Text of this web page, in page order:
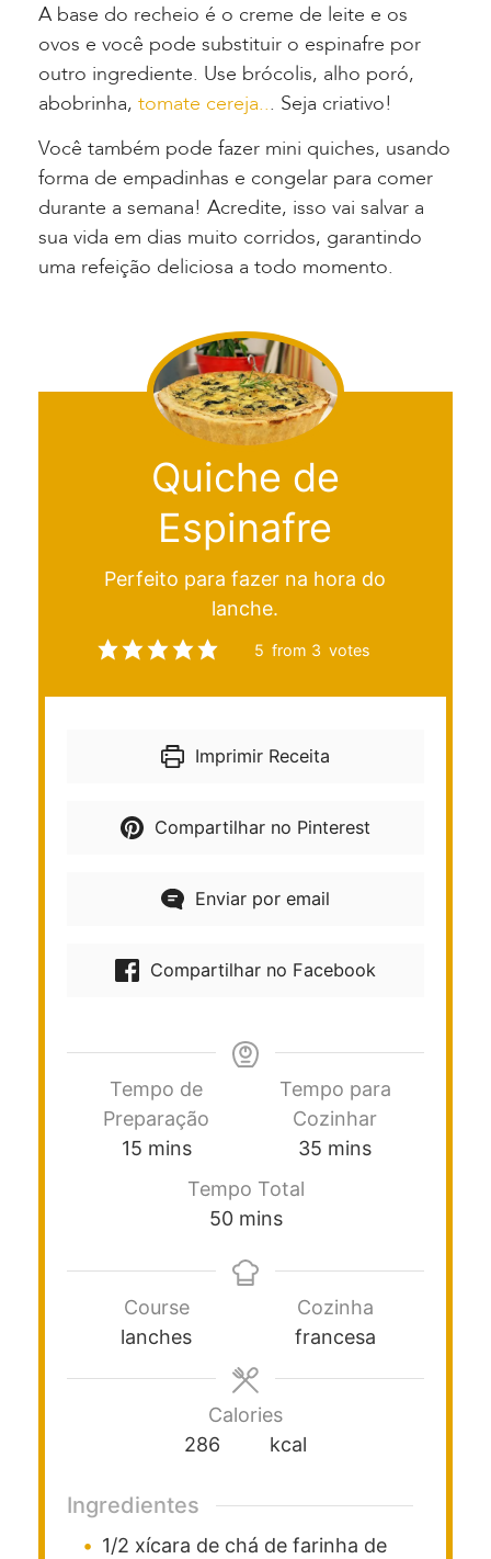
A base do recheio é o creme de leite e os
ovos e você pode substituir o espinafre por
outro ingrediente. Use brócolis, alho poró,
abobrinha, tomate cereja... Seja criativo!
Você também pode fazer mini quiches, usando
forma de empadinhas e congelar para comer
durante a semana! Acredite, isso vai salvar a
sua vida em dias muito corridos, garantindo
uma refeição deliciosa a todo momento.
Quiche de
Espinafre
Perfeito para fazer na hora do
lanche.
5 from 3 votes
Imprimir Receita
Compartilhar no Pinterest
Enviar por email
Compartilhar no Facebook
Tempo de
Preparação
15 mins
Tempo para
Cozinhar
35 mins
Tempo Total
50 mins
Course
lanches
Cozinha
francesa
Calories
286
kcal
Ingredientes
1/2 xícara de chá de farinha de